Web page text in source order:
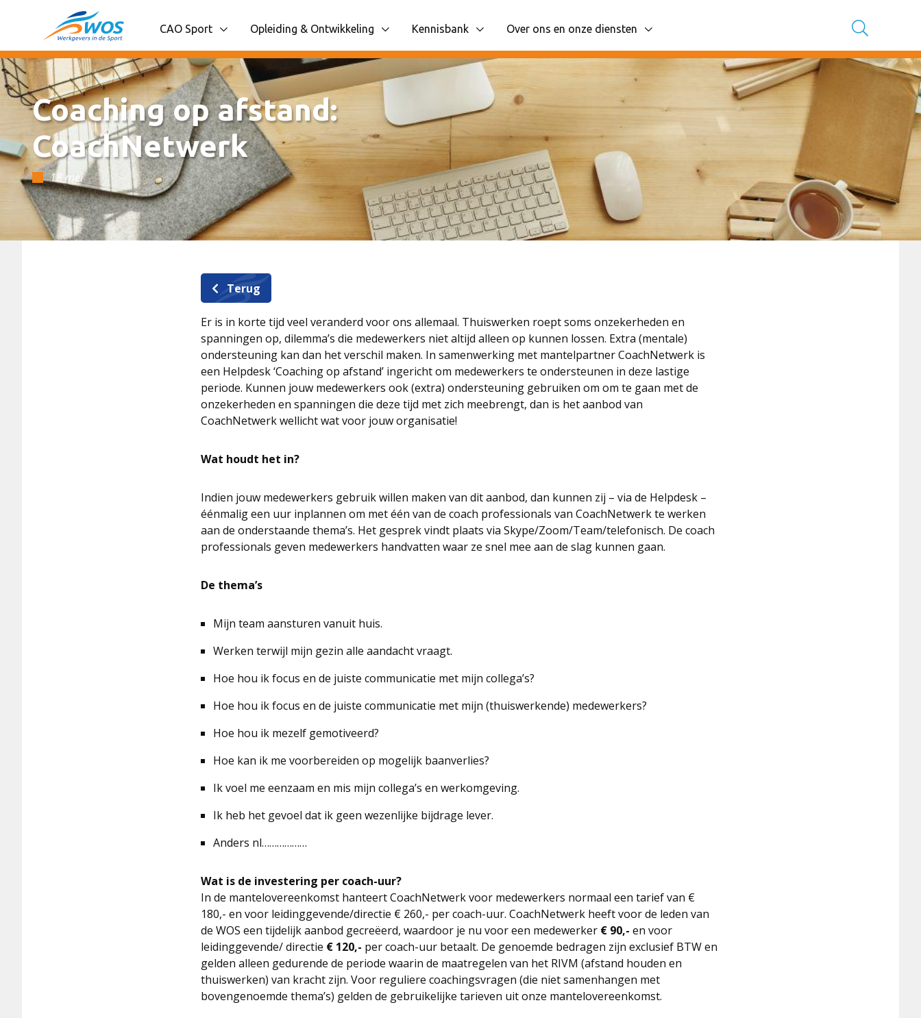
Spring naar content
CAO Sport
Toon onderliggende navigatie items
Opleiding & Ontwikkeling
Toon onderliggende navigatie items
Kennisbank
Toon onderliggende navigatie items
Over ons en onze diensten
Toon onderliggende navigatie items
Coaching op afstand:
CoachNetwerk
18 mei
Terug
Er is in korte tijd veel veranderd voor ons allemaal. Thuiswerken roept soms onzekerheden en
spanningen op, dilemma’s die medewerkers niet altijd alleen op kunnen lossen. Extra (mentale)
ondersteuning kan dan het verschil maken. In samenwerking met mantelpartner CoachNetwerk is
een Helpdesk ‘Coaching op afstand’ ingericht om medewerkers te ondersteunen in deze lastige
periode. Kunnen jouw medewerkers ook (extra) ondersteuning gebruiken om om te gaan met de
onzekerheden en spanningen die deze tijd met zich meebrengt, dan is het aanbod van
CoachNetwerk wellicht wat voor jouw organisatie!
Wat houdt het in?
Indien jouw medewerkers gebruik willen maken van dit aanbod, dan kunnen zij – via de Helpdesk –
éénmalig een uur inplannen om met één van de coach professionals van CoachNetwerk te werken
aan de onderstaande thema’s. Het gesprek vindt plaats via Skype/Zoom/Team/telefonisch. De coach
professionals geven medewerkers handvatten waar ze snel mee aan de slag kunnen gaan.
De thema’s
Mijn team aansturen vanuit huis.
Werken terwijl mijn gezin alle aandacht vraagt.
Hoe hou ik focus en de juiste communicatie met mijn collega’s?
Hoe hou ik focus en de juiste communicatie met mijn (thuiswerkende) medewerkers?
Hoe hou ik mezelf gemotiveerd?
Hoe kan ik me voorbereiden op mogelijk baanverlies?
Ik voel me eenzaam en mis mijn collega’s en werkomgeving.
Ik heb het gevoel dat ik geen wezenlijke bijdrage lever.
Anders nl………………
Wat is de investering per coach-uur?
In de mantelovereenkomst hanteert CoachNetwerk voor medewerkers normaal een tarief van €
180,- en voor leidinggevende/directie € 260,- per coach-uur. CoachNetwerk heeft voor de leden van
de WOS een tijdelijk aanbod gecreëerd, waardoor je nu voor een medewerker € 90,- en voor
leidinggevende/ directie € 120,- per coach-uur betaalt. De genoemde bedragen zijn exclusief BTW en
gelden alleen gedurende de periode waarin de maatregelen van het RIVM (afstand houden en
thuiswerken) van kracht zijn. Voor reguliere coachingsvragen (die niet samenhangen met
bovengenoemde thema’s) gelden de gebruikelijke tarieven uit onze mantelovereenkomst.